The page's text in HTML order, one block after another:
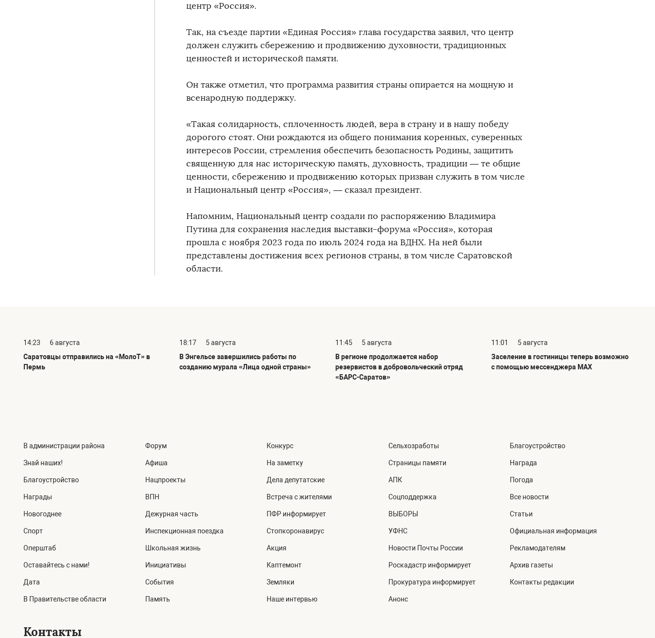
центр «Россия».
Так, на съезде партии «Единая Россия» глава государства заявил, что центр
должен служить сбережению и продвижению духовности, традиционных
ценностей и исторической памяти.
Он также отметил, что программа развития страны опирается на мощную и
всенародную поддержку.
«Такая солидарность, сплоченность людей, вера в страну и в нашу победу
дорогого стоят. Они рождаются из общего понимания коренных, суверенных
интересов России, стремления обеспечить безопасность Родины, защитить
священную для нас историческую память, духовность, традиции — те общие
ценности, сбережению и продвижению которых призван служить в том числе
и Национальный центр «Россия», — сказал президент.
Напомним, Национальный центр создали по распоряжению Владимира
Путина для сохранения наследия выставки-форума «Россия», которая
прошла с ноября 2023 года по июль 2024 года на ВДНХ. На ней были
представлены достижения всех регионов страны, в том числе Саратовской
области.
14:23
6 августа
Саратовцы отправились на «МолоТ» в
Пермь
18:17
5 августа
В Энгельсе завершились работы по
созданию мурала «Лица одной страны»
11:45
5 августа
В регионе продолжается набор
резервистов в добровольческий отряд
«БАРС-Саратов»
11:01
5 августа
Заселение в гостиницы теперь возможно
с помощью мессенджера MAX
В администрации района
Знай наших!
Благоустройство
Награды
Новогоднее
Спорт
Оперштаб
Оставайтесь с нами!
Дата
В Правительстве области
Форум
Афиша
Нацпроекты
ВПН
Дежурная часть
Инспекционная поездка
Школьная жизнь
Инициативы
События
Память
Конкурс
На заметку
Дела депутатские
Встреча с жителями
ПФР информирует
Стопкоронавирус
Акция
Каптемонт
Земляки
Наше интервью
Сельхозработы
Страницы памяти
АПК
Соцподдержка
ВЫБОРЫ
УФНС
Новости Почты России
Роскадастр информирует
Прокуратура информирует
Анонс
Благоустройство
Награда
Погода
Все новости
Статьи
Официальная информация
Рекламодателям
Архив газеты
Контакты редакции
Контакты